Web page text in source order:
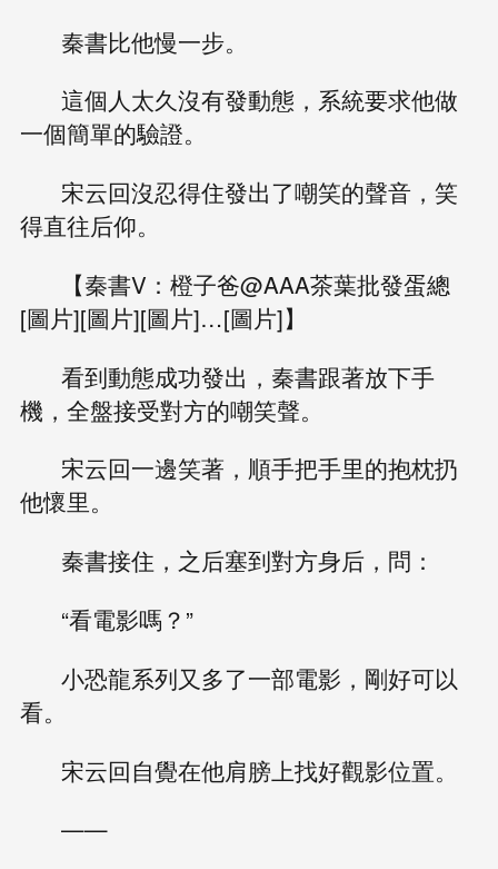
秦書比他慢一步。
這個人太久沒有發動態，系統要求他做
一個簡單的驗證。
宋云回沒忍得住發出了嘲笑的聲音，笑
得直往后仰。
【秦書V：橙子爸@AAA茶葉批發蛋總
[圖片][圖片][圖片]…[圖片]】
看到動態成功發出，秦書跟著放下手
機，全盤接受對方的嘲笑聲。
宋云回一邊笑著，順手把手里的抱枕扔
他懷里。
秦書接住，之后塞到對方身后，問：
“看電影嗎？”
小恐龍系列又多了一部電影，剛好可以
看。
宋云回自覺在他肩膀上找好觀影位置。
——